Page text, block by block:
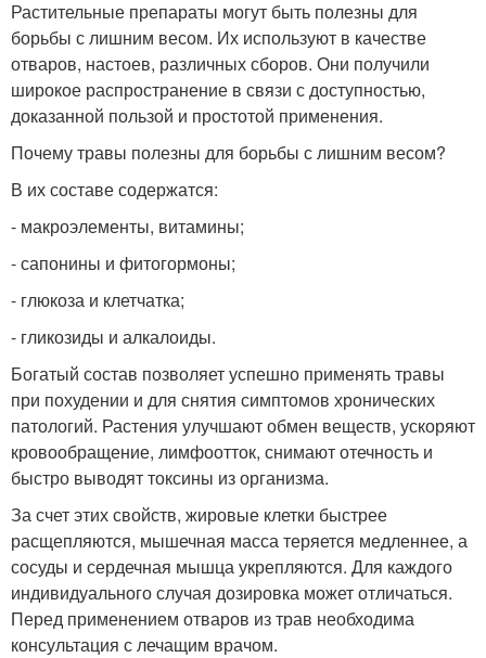
Растительные препараты могут быть полезны для
борьбы с лишним весом. Их используют в качестве
отваров, настоев, различных сборов. Они получили
широкое распространение в связи с доступностью,
доказанной пользой и простотой применения.
Почему травы полезны для борьбы с лишним весом?
В их составе содержатся:
- макроэлементы, витамины;
- сапонины и фитогормоны;
- глюкоза и клетчатка;
- гликозиды и алкалоиды.
Богатый состав позволяет успешно применять травы
при похудении и для снятия симптомов хронических
патологий. Растения улучшают обмен веществ, ускоряют
кровообращение, лимфоотток, снимают отечность и
быстро выводят токсины из организма.
За счет этих свойств, жировые клетки быстрее
расщепляются, мышечная масса теряется медленнее, а
сосуды и сердечная мышца укрепляются. Для каждого
индивидуального случая дозировка может отличаться.
Перед применением отваров из трав необходима
консультация с лечащим врачом.